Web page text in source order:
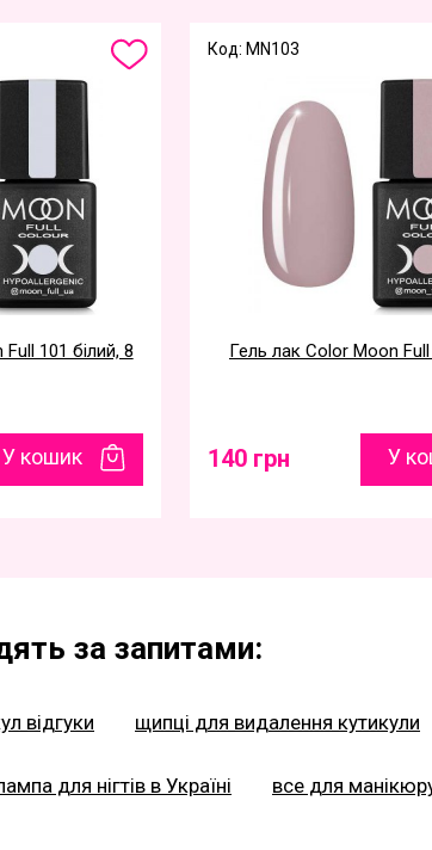
101 білий, 8
У кошик
Код: MN103
Гель лак Color Moon
140 грн У
за запитами:
відгуки щипці для видалення кутикули
для нігтів в Україні все для